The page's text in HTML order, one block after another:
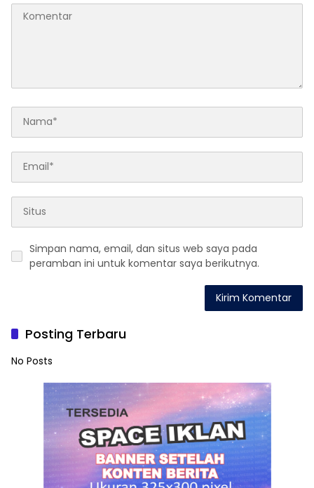
Simpan nama, email, dan situs web saya pada
peramban ini untuk komentar saya berikutnya.
Posting Terbaru
No Posts